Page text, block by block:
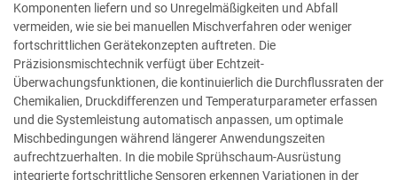
Komponenten liefern und so Unregelmäßigkeiten und Abfall
vermeiden, wie sie bei manuellen Mischverfahren oder weniger
fortschrittlichen Gerätekonzepten auftreten. Die
Präzisionsmischtechnik verfügt über Echtzeit-
Überwachungsfunktionen, die kontinuierlich die Durchflussraten der
Chemikalien, Druckdifferenzen und Temperaturparameter erfassen
und die Systemleistung automatisch anpassen, um optimale
Mischbedingungen während längerer Anwendungszeiten
aufrechtzuerhalten. In die mobile Sprühschaum-Ausrüstung
integrierte fortschrittliche Sensoren erkennen Variationen in der